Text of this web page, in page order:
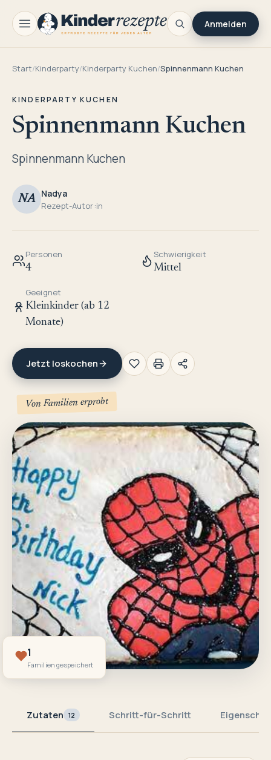
Anmelden
Start/Kinderparty/Kinderparty Kuchen/Spinnenmann Kuchen
KINDERPARTY KUCHEN
Spinnenmann Kuchen
Spinnenmann Kuchen
NA Nadya
Rezept-Autor:in
Personen
4
Schwierigkeit
Mittel
Geeignet
Kleinkinder (ab 12
Monate)
Jetzt loskochen
Von Familien erprobt
1
Familien gespeichert
Zutaten 12 Schritt-für-Schritt